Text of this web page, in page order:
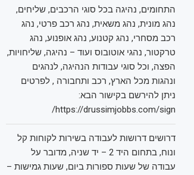
התחומים, נהיגה בכל סוגי הרכבים, שליחים,
נהג מונית, נהג משאית, נהג רכב פרטי, נהג
רכב מסחרי, נהג קטנוע, נהג אופנוע, נהג
טרקטור, נהגי אוטובוס ועוד – נהיגה, שליחויות,
הפצה, וכל סוגי עבודות הנהיגה, לנהגים
ונהגות מכל הארץ, רכב ותחבורה , לפרטים
ניתן להירשם בקישור הבא:
https://drussimjobbs.com/sign/
דרושים דרושות לעבודה בשירות לקוחות קל
ונוח, בתחום היד 2 – יד שניה, מדובר על
עבודה של שעות ספורות ביום, שעות גמישות –